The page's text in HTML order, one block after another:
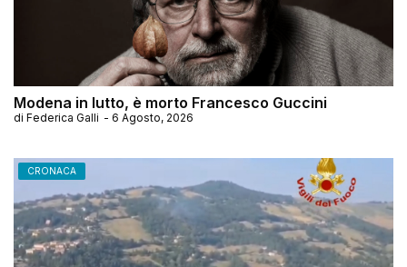
Modena in lutto, è morto Francesco Guccini
di Federica Galli - 6 Agosto, 2026
CRONACA